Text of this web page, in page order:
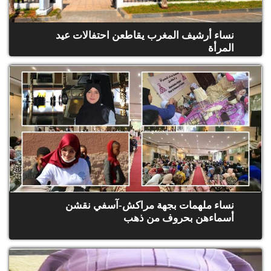
نساء أرشيف المغرب يقاطعن احتفالات عيد
المرأة
نساء ملهمات بجهة مراكش-آسفي نقشن
أسماءهن بحروف من ذهب